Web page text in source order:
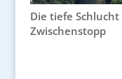
Die tiefe
Zwischenstopp